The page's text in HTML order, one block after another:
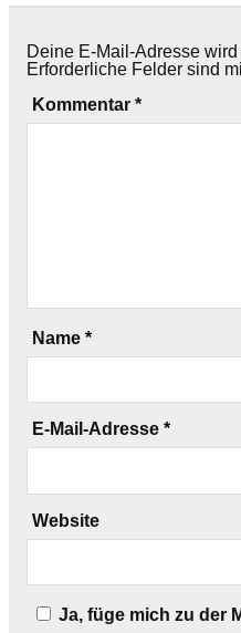
Deine E-Mail-Adresse
Erforderliche Felder sind
Kommentar *
Name *
E-Mail-Adresse *
Website
Ja, füge mich zu der